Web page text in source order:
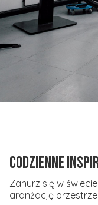
Codzienne
Zanurz się w
aranżację